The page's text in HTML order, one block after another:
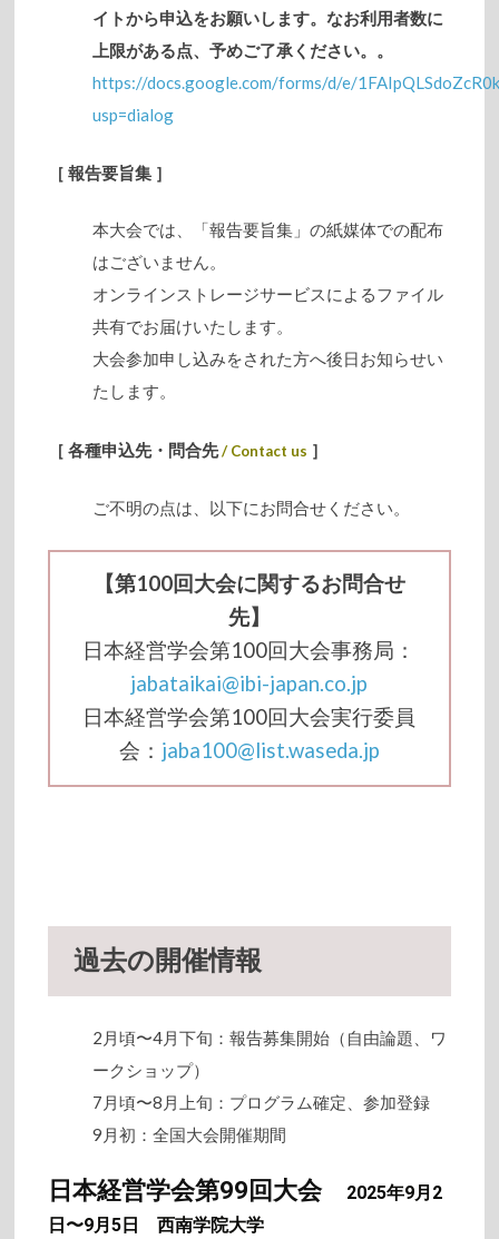
イトから申込をお願いします。なお利用者数に
上限がある点、予めご了承ください。。
https://docs.google.com/forms/d/e/
usp=dialog
［ 報告要旨集 ］
本大会では、「報告要旨集」の紙媒体での配布
はございません。
オンラインストレージサービスによるファイル
共有でお届けいたします。
大会参加申し込みをされた方へ後日お知らせい
たします。
［ 各種申込先・問合先/ Contact us ］
ご不明の点は、以下にお問合せください。
【第100回大会に関するお問合せ
先】
日本経営学会第100回大会事務局：
jabataikai@ibi-japan.co.jp
日本経営学会第100回大会実行委員
会： jaba100@list.waseda.jp
過去の開催情報
2月頃〜4月下旬：報告募集開始（自由論題、ワ
ークショップ）
7月頃〜8月上旬：プログラム確定、参加登録
9月初：全国大会開催期間
日本経営学会第99回大会
2025年9月2
日〜9月5日 西南学院大学